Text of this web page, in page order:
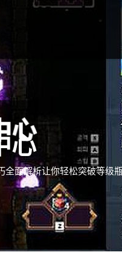
心
全面解析让你轻松突破等级